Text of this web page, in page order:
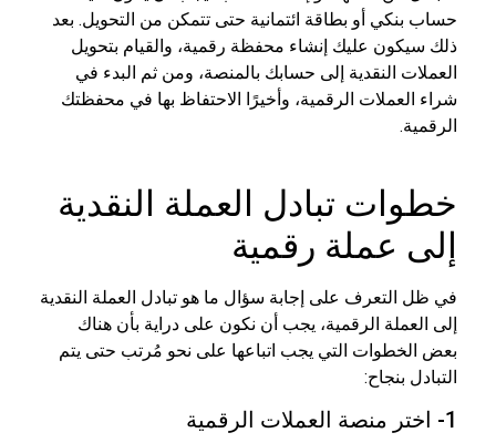
حساب بنكي أو بطاقة ائتمانية حتى تتمكن من التحويل. بعد
ذلك سيكون عليك إنشاء محفظة رقمية، والقيام بتحويل
العملات النقدية إلى حسابك بالمنصة، ومن ثم البدء في
شراء العملات الرقمية، وأخيرًا الاحتفاظ بها في محفظتك
الرقمية.
خطوات تبادل العملة النقدية
إلى عملة رقمية
في ظل التعرف على إجابة سؤال ما هو تبادل العملة النقدية
إلى العملة الرقمية، يجب أن نكون على دراية بأن هناك
بعض الخطوات التي يجب اتباعها على نحو مُرتب حتى يتم
التبادل بنجاح:
1- اختر منصة العملات الرقمية